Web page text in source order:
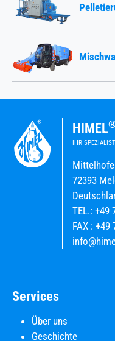
HIMEL
IHR
72393
TEL.: +49
FAX : +49
Services
Über uns
Geschichte